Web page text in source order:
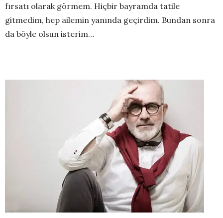
fırsatı olarak görmem. Hiçbir bayramda tatile
gitmedim, hep ailemin yanında geçirdim. Bundan sonra
da böyle olsun isterim…